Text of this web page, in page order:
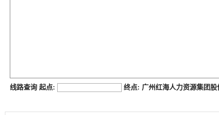
线路查询 起点: 终点: 广州红海人力资源集团